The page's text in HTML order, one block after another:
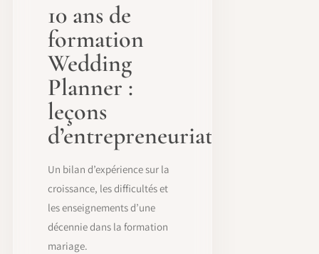
10 ans de
formation
Wedding
Planner :
leçons
d’entrepreneuriat
Un bilan d’expérience sur la
croissance, les difficultés et
les enseignements d’une
décennie dans la formation
mariage.